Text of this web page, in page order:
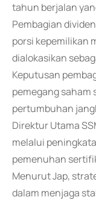
tahun berjalan
Pembagian
porsi kepemilikan
dialokasikan
Keputusan
pemegang
pertumbuhan
Direktur Utama
melalui
pemenuhan
Menurut Jap,
dalam menjaga